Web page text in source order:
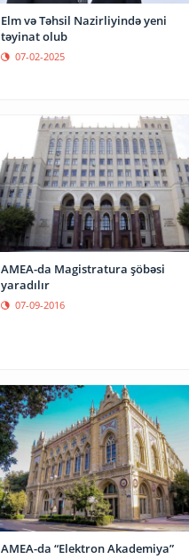
Elm və Təhsil Nazirliyində yeni
təyinat olub
07-02-2025
AMEA-da Magistratura şöbəsi
yaradılır
07-09-2016
AMEA-da “Elektron Akademiya”